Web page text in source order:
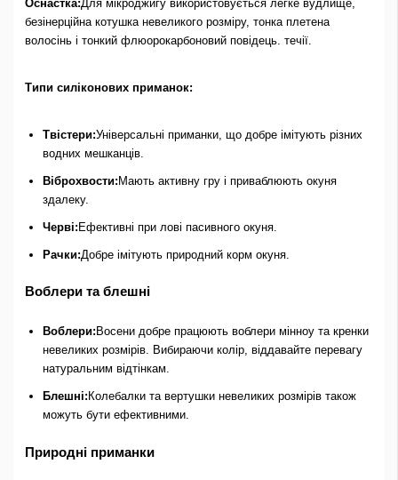
Оснастка:Для мікроджигу використовується легке вудлище,
безінерційна котушка невеликого розміру, тонка плетена
волосінь і тонкий флюорокарбоновий повідець. течії.
Типи силіконових приманок:
Твістери:Універсальні приманки, що добре імітують різних
водних мешканців.
Віброхвости: Мають активну гру і приваблюють окуня
здалеку.
Черві: Ефективні при лові пасивного окуня.
Рачки:Добре імітують природний корм окуня.
Воблери та блешні
Воблери: Восени добре працюють воблери мінноу та кренки
невеликих розмірів. Вибираючи колір, віддавайте перевагу
натуральним відтінкам.
Блешні: Колебалки та вертушки невеликих розмірів також
можуть бути ефективними.
Природні приманки